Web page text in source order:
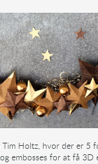
Holtz, hvor der er 5
embosses for at få 3D